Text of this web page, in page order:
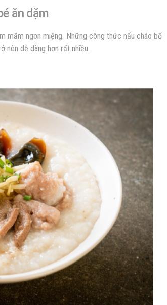
ăn dặm
măm ngon miệng. Những công thức nấu cháo bổ
nên dễ dàng hơn rất nhiều.